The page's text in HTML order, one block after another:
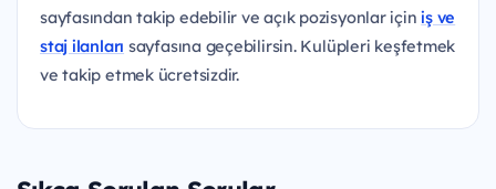
sayfasından takip edebilir ve açık pozisyonlar içiniş ve
staj ilanları sayfasına geçebilirsin. Kulüpleri keşfetmek
ve takip etmek ücretsizdir.